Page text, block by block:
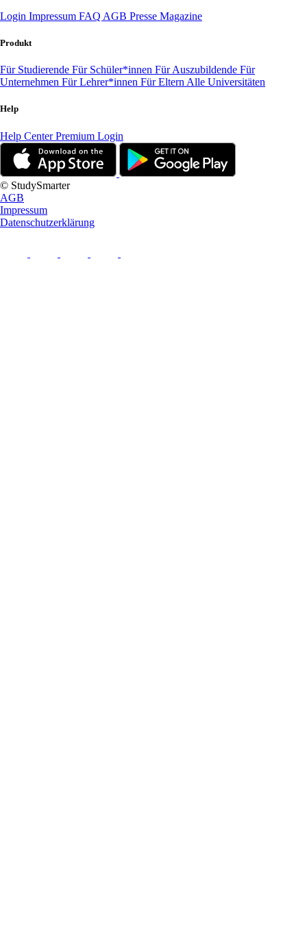
Login Impressum FAQ AGB Presse Magazine
Produkt
Für Studierende Für Schüler*innen Für Auszubildende Für
Unternehmen Für Lehrer*innen Für Eltern Alle Universitäten
Help
Help CenterPremium Login
© StudySmarter
AGB
Impressum
Datenschutzerklärung